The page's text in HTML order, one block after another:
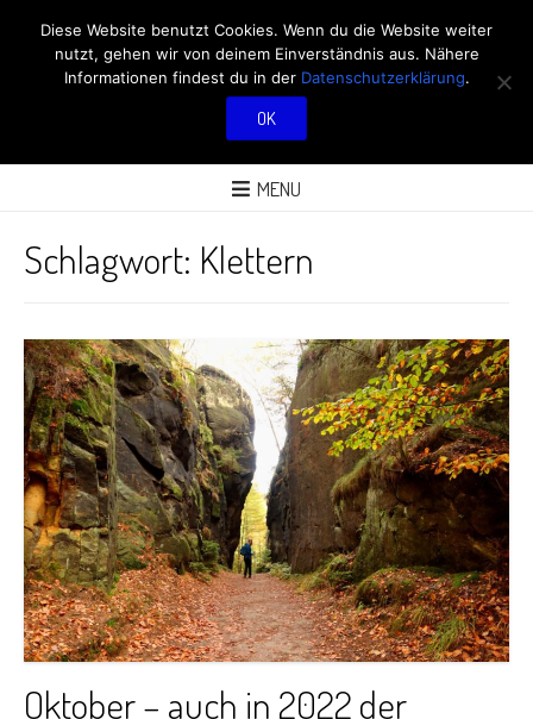
RÖBÜS OUTDOOR
BLOG
MENU
Schlagwort: Klettern
Oktober – auch in 2022 der
Diese Website benutzt Cookies. Wenn du die Website weiter
nutzt, gehen wir von deinem Einverständnis aus. Nähere
Informationen findest du in der Datenschutzerklärung.
OK